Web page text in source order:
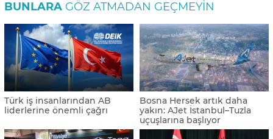
BUNLARA GÖZ ATMADAN GEÇMEYIN
Türk iş insanlarından AB
liderlerine önemli çağrı
Bosna Hersek artık daha
yakın: AJet İstanbul–Tuzla
uçuşlarına başlıyor